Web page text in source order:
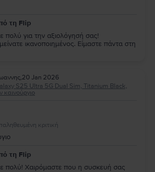
τη Flip
πολύ για την αξιολόγησή σας!
ικανοποιημένος. Είμαστε πάντα στη
,20 Jan 2026
S25 Ultra 5G Dual Sim, Titanium Black,
καινούργιο
κριτική
τη Flip
πολύ! Χαιρόμαστε που η συσκευή σας